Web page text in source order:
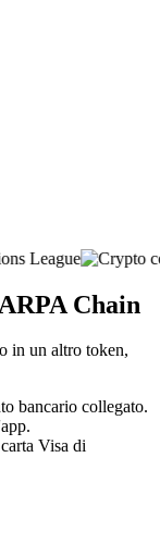
Chain
in un altro token,
bancario collegato.
Visa di